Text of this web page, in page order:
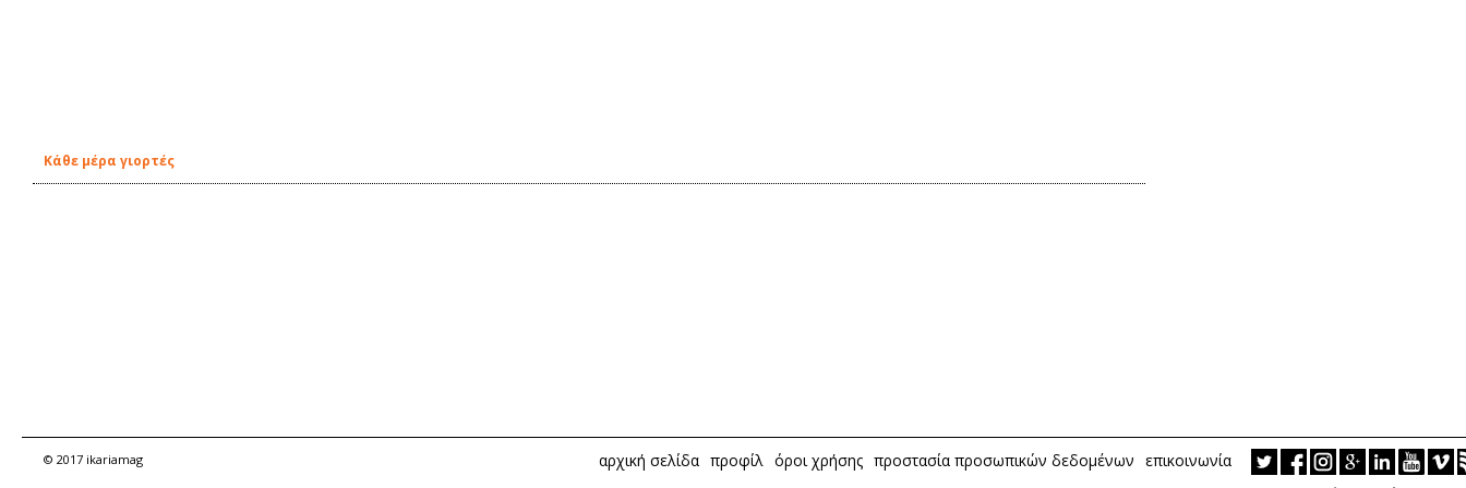
Κάθε μέρα γιορτές
© 2017 ikariamag αρχική σελίδα προφίλ όροι χρήσης προστασία προσωπικών δεδομένων επικοινωνία